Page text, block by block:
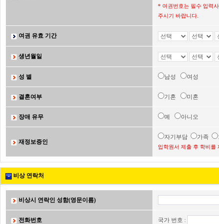
* 여권번호는 필수 입력
주시기 바랍니다.
여권 유효 기간
생년월일
성 별 남성 여성
결혼여부 기혼 미혼
장애 유무 예 아니오
재정보증인
자기부담 가족
입학원서 제출 후 학비를
비상 연락처
비상시 연락인 성함(영문이름)
전화번호 국가 번호 :